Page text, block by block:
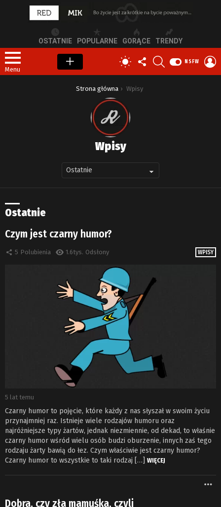
OSTATNIE POPULARNE GORĄCE TRENDY
Menu
PRZEŁĄCZ
SKÓRKĘ
OBSERWUJ
NAS
NSFW
Strona główna Wpisy
Wpisy
Ostatnie
WPISY
Czym jest czarny humor?
5 Polubienia 1.6tys. Odsłony
5 lat temu
Czarny humor to pojęcie, które każdy z nas słyszał w swoim życiu
przynajmniej raz. Istnieje wiele rodzajów humoru oraz
najróżniejsze typy żartów, jednak niezmiennie, od dekad, to właśnie
czarny humor wśród wielu osób budzi oburzenie, innych zaś tego
rodzaju żarty bawią do łez. Czym właściwie jest czarny humor?
Czarny humor to wszystkie to taki rodzaj […] WIĘCEJ
Dobra, czy zła mamuśka, czyli